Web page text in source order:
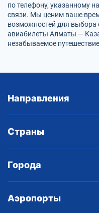
по телефону, указанному
связи. Мы ценим ваше
возможностей для выбора
авиабилеты Алматы —
незабываемое
Направления
Страны
Города
Аэропорты